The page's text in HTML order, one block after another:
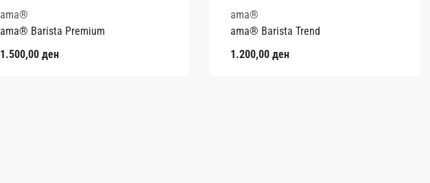
ama®
ama® Barista Premium
1.500,00 ден
ama®
ama® Barista Trend
1.200,00 ден